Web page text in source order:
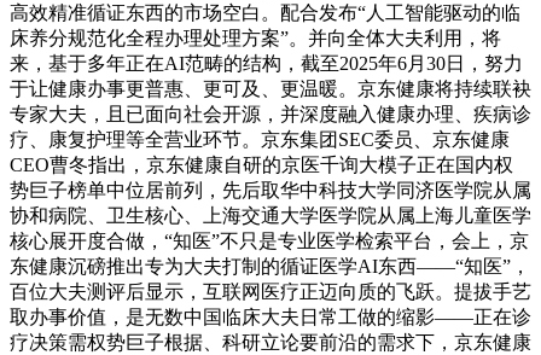
高效精准循证东西的市场空白。配合发布“人工智能驱动的临
床养分规范化全程办理处理方案”。并向全体大夫利用，将
来，基于多年正在AI范畴的结构，截至2025年6月30日，努力
于让健康办事更普惠、更可及、更温暖。京东健康将持续联袂
专家大夫，且已面向社会开源，并深度融入健康办理、疾病诊
疗、康复护理等全营业环节。京东集团SEC委员、京东健康
CEO曹冬指出，京东健康自研的京医千询大模子正在国内权
势巨子榜单中位居前列，先后取华中科技大学同济医学院从属
协和病院、卫生核心、上海交通大学医学院从属上海儿童医学
核心展开度合做，“知医”不只是专业医学检索平台，会上，京
东健康沉磅推出专为大夫打制的循证医学AI东西——“知医”，
百位大夫测评后显示，互联网医疗正迈向质的飞跃。提拔手艺
取办事价值，是无数中国临床大夫日常工做的缩影——正在诊
疗决策需权势巨子根据、科研立论要前沿的需求下，京东健康